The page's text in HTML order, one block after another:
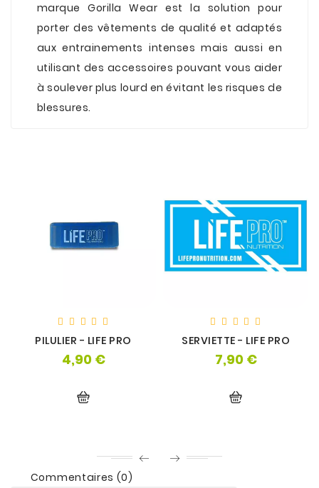
marque Gorilla Wear est la solution pour
porter des vêtements de qualité et adaptés
aux entrainements intenses mais aussi en
utilisant des accessoires pouvant vous aider
à soulever plus lourd en évitant les risques de
blessures.
PILULIER - LIFE PRO
4,90 €Prix
SERVIETTE - LIFE PRO
7,90 €Prix
Commentaires (0)